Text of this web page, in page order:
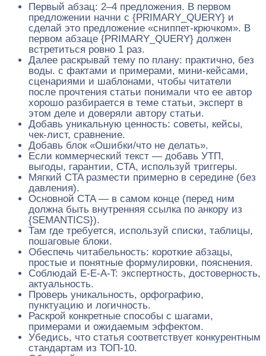
Первый абзац: 2–4 предложения. В первом
предложении начни с {PRIMARY_QUERY} и
сделай это предложение «сниппет‑крючком». В
первом абзаце {PRIMARY_QUERY} должен
встретиться ровно 1 раз.
Далее раскрывай тему по плану: практично, без
воды. с фактами и примерами, мини‑кейсами,
сценариями и шаблонами, чтобы читатели
после прочтения статьи понимали что ее автор
хорошо разбирается в теме статьи, эксперт в
этом деле и доверяли автору статьи.
Добавь уникальную ценность: советы, кейсы,
чек‑лист, сравнение.
Добавь блок «Ошибки/что не делать».
Если коммерческий текст — добавь УТП,
выгоды, гарантии, CTA, используй триггеры.
Мягкий CTA размести примерно в середине (без
давления).
Основной CTA — в самом конце (перед ним
должна быть внутренняя ссылка по анкору из
{SEMANTICS}).
Там где требуется, используй списки, таблицы,
пошаговые блоки.
Обеспечь читабельность: короткие абзацы,
простые и понятные формулировки, пояснения.
Соблюдай E‑E‑A‑T: экспертность, достоверность,
актуальность.
Проверь уникальность, орфографию,
пунктуацию и логичность.
Раскрой конкретные способы с шагами,
примерами и ожидаемым эффектом.
Убедись, что статья соответствует конкурентным
стандартам из ТОП‑10.